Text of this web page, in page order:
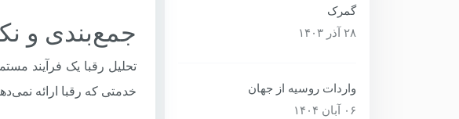
گمرک
۲۸ آذر ۱۴۰۳
واردات روسیه از جهان
۰۶ آبان ۱۴۰۴
جمع‌بندی و
خدمتی که رقبا ارائه